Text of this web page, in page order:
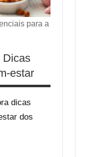
para a
Dicas
estar
dicas
dos